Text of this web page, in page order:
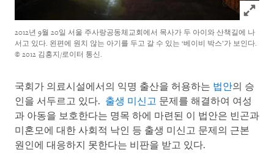
Click
2012년 9월 20일 서울 주사랑공동체교회에서 목사가 두 아이와 산책길에 나
서고 있다. 왼편에 원치 않는 아기를 두고 갈 수 있는 ‘베이비 박스’가 보인다.
© 2012 김홍지/로이터 통신.
국회가 의료시설에서의 익명 출산을 허용하는 법안의 승
인을 서두르고 있다. 출생 미신고 문제를 해결하여 여성
과 아동을 보호한다는 명목 하에 마련된 이 법안은 빈곤과
미혼모에 대한 사회적 낙인 등 출생 미신고 문제의 근본
원인에 대응하지 못한다는 비판을 받고 있다.